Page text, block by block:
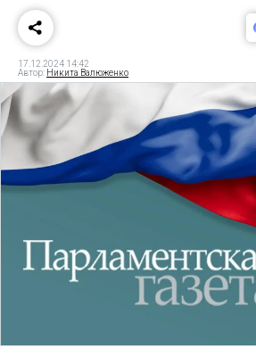
17.12.2024 14:42
Автор: Никита Валюженко